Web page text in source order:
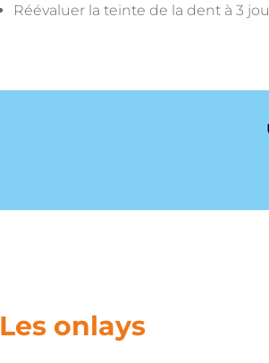
Réévaluer la teinte de la dent à 3
Les onlays